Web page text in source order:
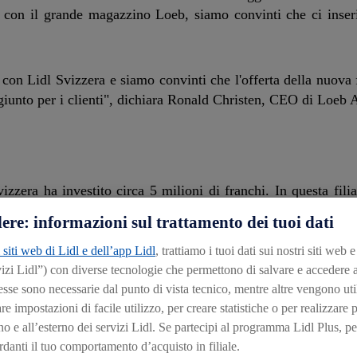
il grande magazzino Loeb, siamo convinti che ci
Lidl Svizzera e siamo convinti che l'offerta della
per i clienti", dichiara Ronald Christen, CEO di Loeb
ha investito circa 5 milioni di franchi. In questa
di corrente, la filiale è illuminata da modernissime
la nuova filiale apre i battenti. Il layout del negozio è
magazzino Loeb e adeguato all'aspetto esteriore di
ingresso direttamente attraverso la galleria della stazione.
informazioni sul trattamento dei tuoi dati
siti web di Lidl e dell’app Lidl, trattiamo i tuoi dati sui nostri siti web
Lidl”) con diverse tecnologie che permettono di salvare e
sono necessarie dal punto di vista tecnico, mentre altre vengono
impostazioni di facile utilizzo, per creare statistiche o per realizzare
e all’esterno dei servizi Lidl. Se partecipi al programma Lidl Plus,
il tuo comportamento d’acquisto in filiale.